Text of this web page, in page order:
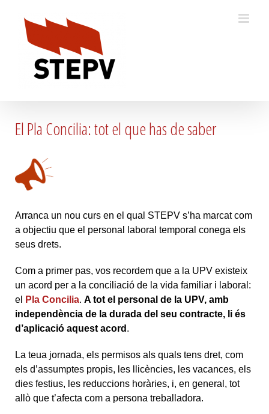
content
El Pla Concilia: tot el que has de saber
Arranca un nou curs en el qual STEPV s’ha marcat com
a objectiu que el personal laboral temporal conega els
seus drets.
Com a primer pas, vos recordem que a la UPV existeix
un acord per a la conciliació de la vida familiar i laboral:
el
Pla Concilia. A tot el personal de la UPV, amb
independència de la durada del seu contracte, li és
d’aplicació aquest acord .
La teua jornada, els permisos als quals tens dret, com
els d’assumptes propis, les llicències, les vacances, els
dies festius, les reduccions horàries, i, en general, tot
allò que t’afecta com a persona treballadora.